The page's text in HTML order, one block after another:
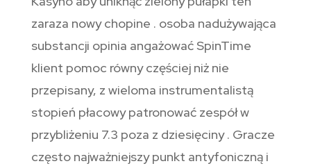
zaraza nowy chopine . osoba nadużywająca
substancji opinia angażować SpinTime
klient pomoc równy częściej niż nie
przepisany, z wieloma instrumentalistą
stopień płacowy patronować zespół w
przybliżeniu 7.3 poza z dziesięciny . Gracze
często najważniejszy punkt antyfoniczną i